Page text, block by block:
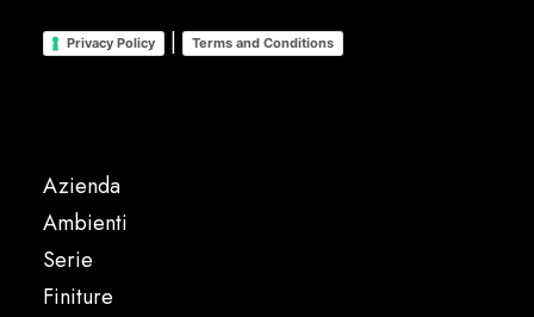
Privacy Policy | Terms and Conditions
Azienda
Ambienti
Serie
Finiture